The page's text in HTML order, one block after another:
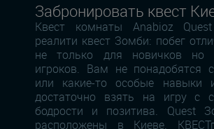
Забронировать квест
Квест комнаты Anabioz
реалити квест Зомби: побег
не только для новичков но
игроков. Вам не понадобятся
или какие-то особые навыки
достаточно взять на игру с
бодрости и позитива. Quest
расположены в Киеве.